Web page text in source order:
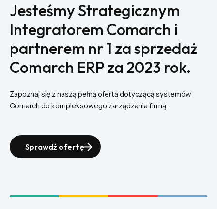
Jesteśmy Strategicznym
Integratorem Comarch i
partnerem nr 1 za sprzedaż
Comarch ERP za 2023 rok.
Zapoznaj się z naszą pełną ofertą dotyczącą systemów
Comarch do kompleksowego zarządzania firmą.
Sprawdź ofertę